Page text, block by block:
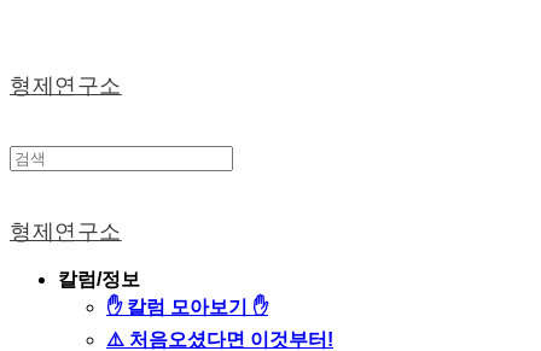
형제연구소
형제연구소
칼럼/정보
✋ 칼럼 모아보기 ✋
⚠️ 처음오셨다면 이것부터!